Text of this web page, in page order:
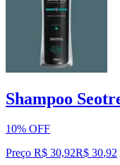
Shampoo
10% OFF
Preço R$ 30,92R$ 30,92